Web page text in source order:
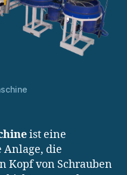
ist eine
die
Kopf von Schrauben